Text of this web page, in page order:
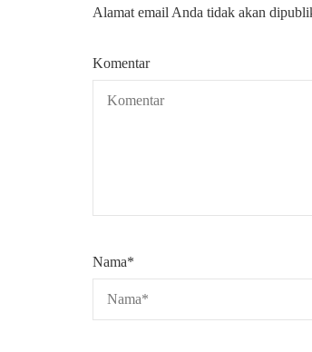
Alamat email Anda tidak akan
Komentar
Nama*